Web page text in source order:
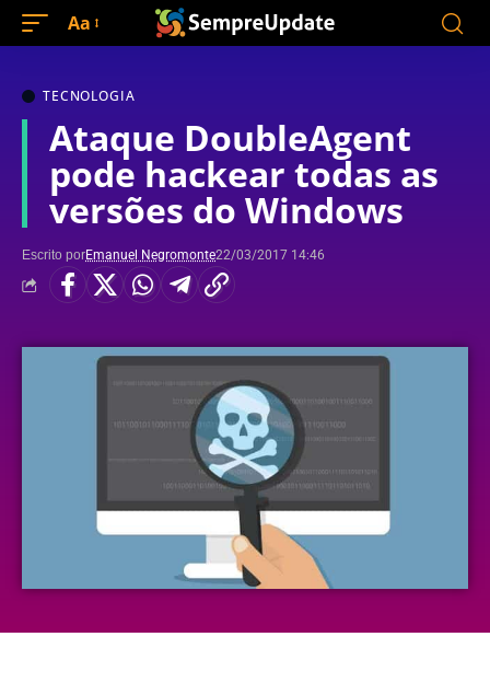
Aa
TECNOLOGIA
Ataque DoubleAgent
pode hackear todas as
versões do Windows
Escrito porEmanuel Negromonte22/03/2017 14:46